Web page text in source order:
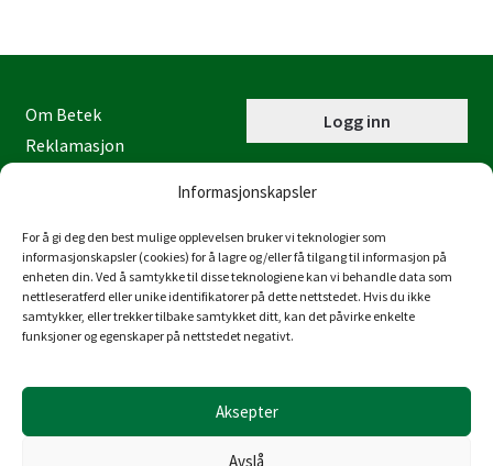
Informasjonskapsler
For å gi deg den best mulige opplevelsen bruker vi teknologier som
informasjonskapsler (cookies) for å lagre og/eller få tilgang til informasjon på
enheten din. Ved å samtykke til disse teknologiene kan vi behandle data som
nettleseratferd eller unike identifikatorer på dette nettstedet. Hvis du ikke
samtykker, eller trekker tilbake samtykket ditt, kan det påvirke enkelte
funksjoner og egenskaper på nettstedet negativt.
Aksepter
Avslå
Logg inn
Juraveien 4
4636 Kristiansand
Tlf: 38 53 15 00
Org.nr.: 980 832 481
Om Betek
Reklamasjon
Personvernerklæring
Åpenhetsloven